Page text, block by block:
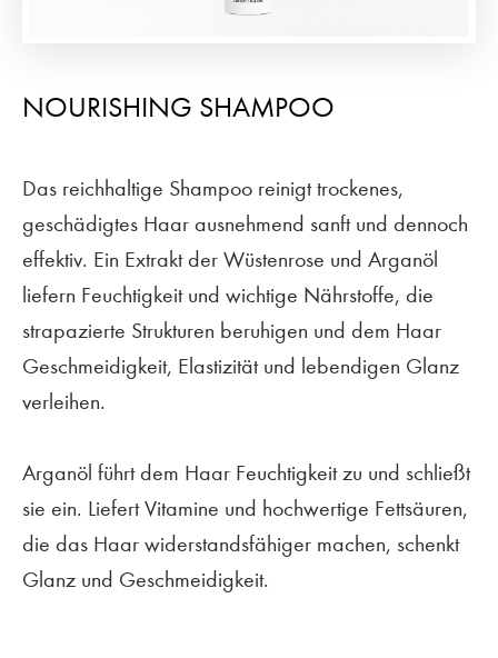
NOURISHING SHAMPOO
Das reichhaltige Shampoo reinigt trockenes,
geschädigtes Haar ausnehmend sanft und dennoch
effektiv. Ein Extrakt der Wüstenrose und Arganöl
liefern Feuchtigkeit und wichtige Nährstoffe, die
strapazierte Strukturen beruhigen und dem Haar
Geschmeidigkeit, Elastizität und lebendigen Glanz
verleihen.
Arganöl führt dem Haar Feuchtigkeit zu und schließt
sie ein. Liefert Vitamine und hochwertige Fettsäuren,
die das Haar widerstandsfähiger machen, schenkt
Glanz und Geschmeidigkeit.